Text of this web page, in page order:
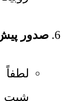
صدور پیش
لطفاً
شیت